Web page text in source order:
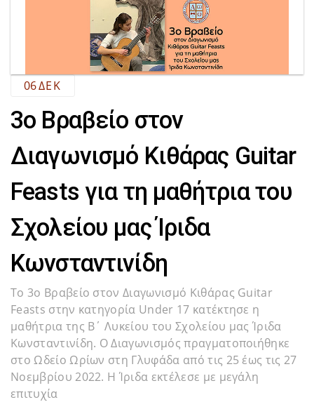
06ΔΕΚ
3ο Βραβείο στον
Διαγωνισμό Κιθάρας Guitar
Feasts για τη μαθήτρια του
Σχολείου μας Ίριδα
Κωνσταντινίδη
Το 3ο Βραβείο στον Διαγωνισμό Κιθάρας Guitar
Feasts στην κατηγορία Under 17 κατέκτησε η
μαθήτρια της Β΄ Λυκείου του Σχολείου μας Ίριδα
Κωνσταντινίδη. Ο Διαγωνισμός πραγματοποιήθηκε
στο Ωδείο Ωρίων στη Γλυφάδα από τις 25 έως τις 27
Νοεμβρίου 2022. Η Ίριδα εκτέλεσε με μεγάλη
επιτυχία